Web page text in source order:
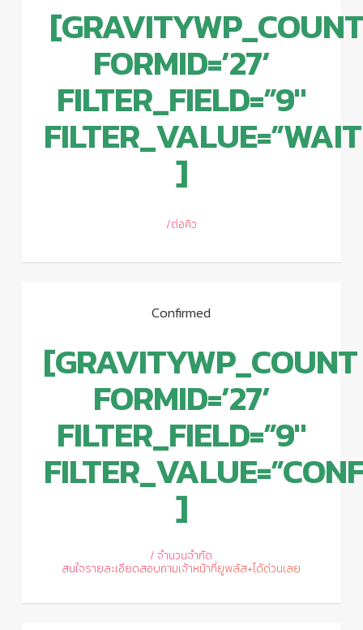
[GRAVITYWP_COUNT
FORMID=’27’
FILTER_FIELD=”9″
]
/ต่อคิว
Confirmed
[GRAVITYWP_COUNT
FORMID=’27’
FILTER_FIELD=”9″
]
/ จำนวนจำกัด
สนใจรายละเอียดสอบถามเจ้าหน้าที่ยูพลัส+ได้ด่วนเลย